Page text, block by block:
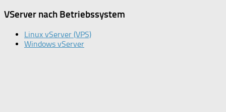
VServer nach Betriebssystem
Linux vServer (VPS)
Windows vServer